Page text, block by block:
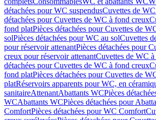
détachées pour WC suspendusCuvettes de
détachées pour Cuvettes de WC à fond creux
fond platPièces détachées pour Cuvettes de
solPièces détachées pour WC au solCuvettes
pour réservoir attenantPièces détachées pour
creux pour réservoir attenantCuvettes de WC
détachées pour Cuvettes de WC à fond creux
fond platPièces détachées pour Cuvettes de
platRéservoirs apparents pour WC, en
sanitaireAttenantAbattants WCPièces
WCAbattants WCPièces détachées pour
ComfortPièces détachées pour WC Comfort